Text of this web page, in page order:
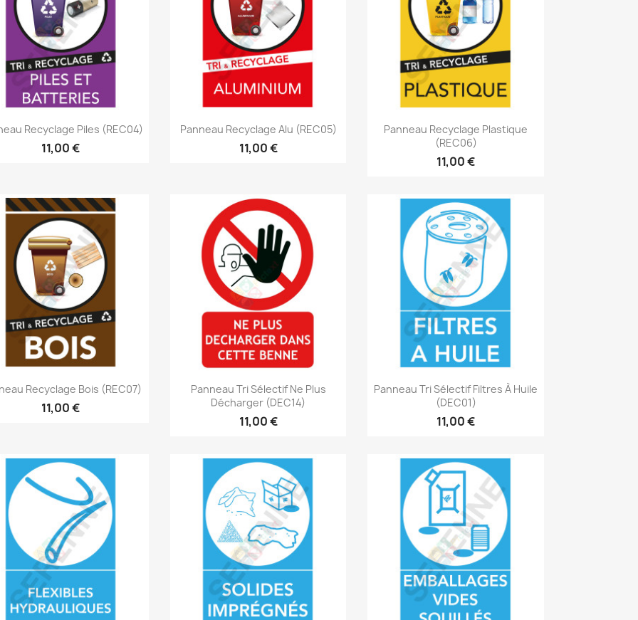
Aperçu rapide
Recyclage Piles (REC04)
11,00 €
Aperçu rapide
Panneau Recyclage Alu (REC05)
11,00 €
Aperçu rapide
Panneau Recyclage Plastique
(REC06)
11,00 €
Aperçu rapide
Recyclage Bois (REC07)
11,00 €
Aperçu rapide
Panneau Tri Sélectif Ne Plus
Décharger (DEC14)
11,00 €
Aperçu rapide
Panneau Tri Sélectif Filtres À Huile
(DEC01)
11,00 €